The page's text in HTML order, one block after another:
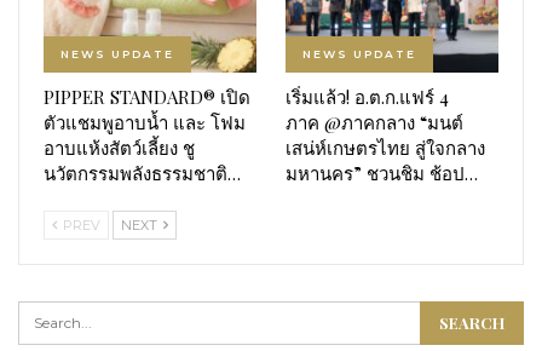
NEWS UPDATE
PIPPER STANDARD® เปิด
ตัวแชมพูอาบน้ำ และ โฟม
อาบแห้งสัตว์เลี้ยง ชู
นวัตกรรมพลังธรรมชาติ…
NEWS UPDATE
เริ่มแล้ว! อ.ต.ก.แฟร์ 4
ภาค @ภาคกลาง “มนต์
เสน่ห์เกษตรไทย สู่ใจกลาง
มหานคร” ชวนชิม ช้อป…
PREV NEXT